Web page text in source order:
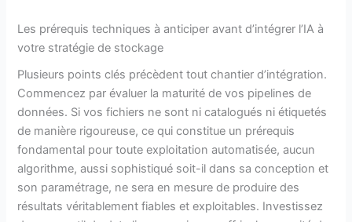
Les prérequis techniques à anticiper avant d’intégrer l’IA à
votre stratégie de stockage
Plusieurs points clés précèdent tout chantier d’intégration.
Commencez par évaluer la maturité de vos pipelines de
données. Si vos fichiers ne sont ni catalogués ni étiquetés
de manière rigoureuse, ce qui constitue un prérequis
fondamental pour toute exploitation automatisée, aucun
algorithme, aussi sophistiqué soit-il dans sa conception et
son paramétrage, ne sera en mesure de produire des
résultats véritablement fiables et exploitables. Investissez